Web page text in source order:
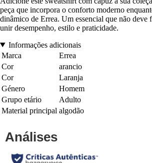
peça que incorpora o conforto moderno
dinâmico de Errea. Um essencial que não deve
unir desempenho, estilo e praticidade.
Informações adicionais
Marca
Errea
Cor
arancio
Cor
Laranja
Género
Homem
Grupo etário
Adulto
Material principal algodão